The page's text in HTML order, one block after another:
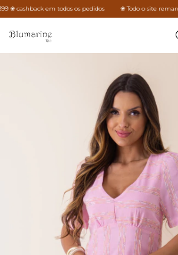
cashback em todos os pedidos ❀ Todo o site